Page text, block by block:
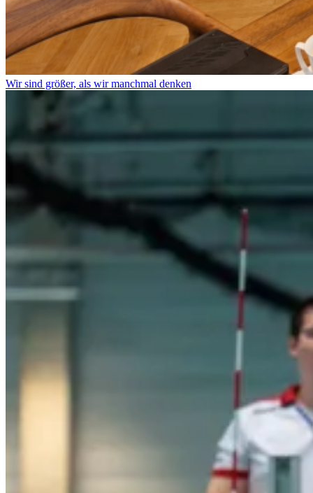
Wir sind größer, als wir manchmal denken